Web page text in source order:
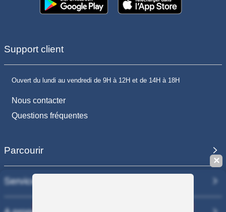
Support client
Ouvert du lundi au vendredi de 9H à 12H et de 14H à 18H
Nous contacter
Questions fréquentes
Parcourir
Services
✕